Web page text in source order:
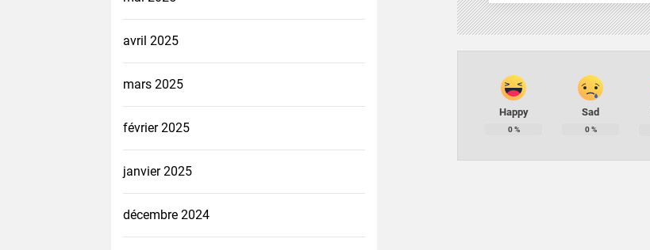
Happy
0%
Sad
0%
avril 2025
mars 2025
février 2025
janvier 2025
décembre 2024